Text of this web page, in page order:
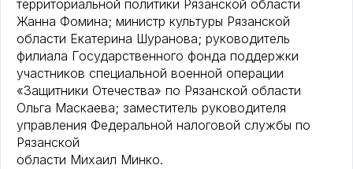
территориальной политики Рязанской области
Жанна Фомина; министр культуры Рязанской
области Екатерина Шуранова; руководитель
филиала Государственного фонда поддержки
участников специальной военной операции
«Защитники Отечества» по Рязанской области
Ольга Маскаева; заместитель руководителя
управления Федеральной налоговой службы по
Рязанской
области Михаил Минко.